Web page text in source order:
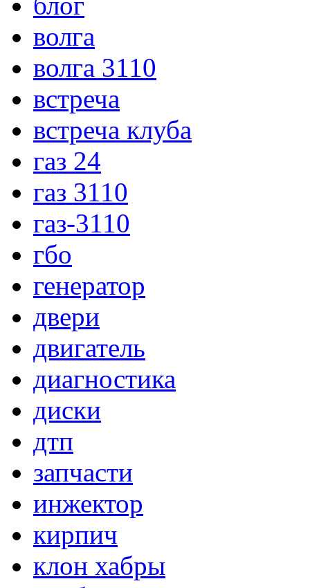
волга
волга 3110
встреча
встреча клуба
газ 24
газ 3110
газ-3110
гбо
генератор
двери
двигатель
диагностика
диски
дтп
запчасти
инжектор
кирпич
клон хабры